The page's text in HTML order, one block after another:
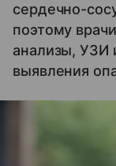
сердечно-
поэтому
анализы, УЗИ
выявления